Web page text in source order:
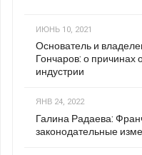
ИЮНЬ 10, 2021
Основатель и
Гончаров: о причинах
индустрии
ЯНВ 24, 2022
Галина Радаева:
законодательные